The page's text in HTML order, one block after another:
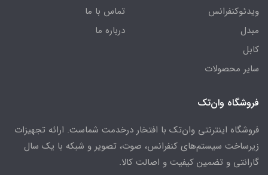
ویدئوکنفرانس
مبدل
کابل
سایر محصولات
تماس با ما
درباره ما
فروشگاه وان‌تک
فروشگاه اینترنتی وان‌تک با افتخار درخدمت شماست. ارائه تجهیزات
زیرساخت سیستم‌های کنفرانس، صوت، تصویر و شبکه با یک سال
گارانتی و تضمین کیفیت و اصالت کالا.